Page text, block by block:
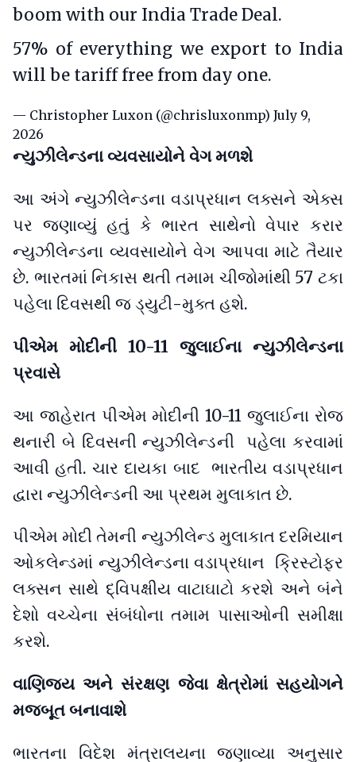
boom with our India Trade Deal.
57% of everything we export to India
will be tariff free from day one.
— Christopher Luxon (@chrisluxonmp) July 9,
2026
ન્યુઝીલેન્ડના વ્યવસાયોને વેગ મળશે
આ અંગે ન્યુઝીલેન્ડના વડાપ્રધાન લક્સને એક્સ
પર જણાવ્યું હતું કે ભારત સાથેનો વેપાર કરાર
ન્યુઝીલેન્ડના વ્યવસાયોને વેગ આપવા માટે તૈયાર
છે. ભારતમાં નિકાસ થતી તમામ ચીજોમાંથી 57 ટકા
પહેલા દિવસથી જ ડ્યુટી-મુક્ત હશે.
પીએમ મોદીની 10-11 જુલાઈના ન્યુઝીલેન્ડના
પ્રવાસે
આ જાહેરાત પીએમ મોદીની 10-11 જુલાઈના રોજ
થનારી બે દિવસની ન્યુઝીલેન્ડની પહેલા કરવામાં
આવી હતી. ચાર દાયકા બાદ ભારતીય વડાપ્રધાન
દ્વારા ન્યુઝીલેન્ડની આ પ્રથમ મુલાકાત છે.
પીએમ મોદી તેમની ન્યુઝીલેન્ડ મુલાકાત દરમિયાન
ઓકલેન્ડમાં ન્યુઝીલેન્ડના વડાપ્રધાન ક્રિસ્ટોફર
લક્સન સાથે દ્વિપક્ષીય વાટાઘાટો કરશે અને બંને
દેશો વચ્ચેના સંબંધોના તમામ પાસાઓની સમીક્ષા
કરશે.
વાણિજ્ય અને સંરક્ષણ જેવા ક્ષેત્રોમાં સહયોગને
મજબૂત બનાવાશે
ભારતના વિદેશ મંત્રાલયના જણાવ્યા અનુસાર